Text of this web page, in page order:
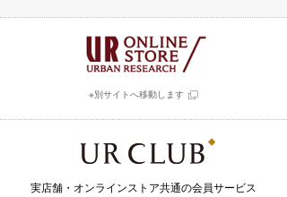
※別サイトへ移動します
実店舗・オンラインストア共通の会員サービス